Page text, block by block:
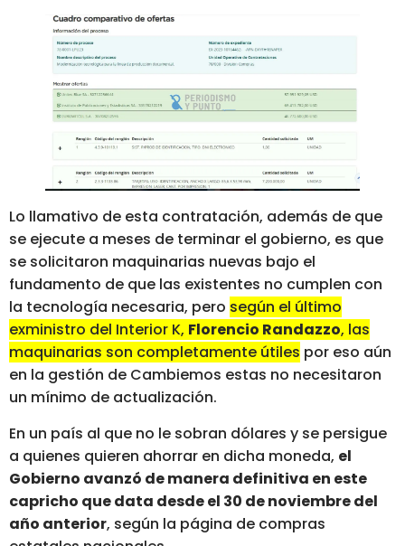
Lo llamativo de esta contratación, además de que
se ejecute a meses de terminar el gobierno, es que
se solicitaron maquinarias nuevas bajo el
fundamento de que las existentes no cumplen con
la tecnología necesaria, pero según el último
exministro del Interior K, Florencio Randazzo, las
maquinarias son completamente útiles por eso aún
en la gestión de Cambiemos estas no necesitaron
un mínimo de actualización.
En un país al que no le sobran dólares y se persigue
a quienes quieren ahorrar en dicha moneda, el
Gobierno avanzó de manera definitiva en este
capricho que data desde el 30 de noviembre del
año anterior, según la página de compras